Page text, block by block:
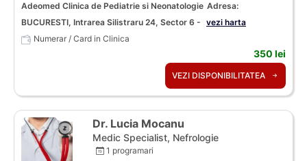
Adeomed Clinica de Pediatrie si Neonatologie Adresa:
BUCURESTI, Intrarea Silistraru 24, Sector 6 - vezi harta
Numerar / Card in Clinica
350 lei
VEZI DISPONIBILITATEA
Dr. Lucia Mocanu
Medic Specialist, Nefrologie
1 programari